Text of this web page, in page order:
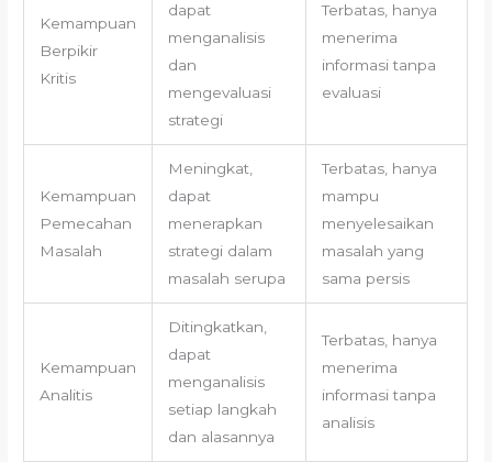
Kemampuan
Berpikir
Kritis
dapat
menganalisis
dan
mengevaluasi
strategi
Terbatas, hanya
menerima
informasi tanpa
evaluasi
Kemampuan
Pemecahan
Masalah
Meningkat,
dapat
menerapkan
strategi dalam
masalah serupa
Terbatas, hanya
mampu
menyelesaikan
masalah yang
sama persis
Kemampuan
Analitis
Ditingkatkan,
dapat
menganalisis
setiap langkah
dan alasannya
Terbatas, hanya
menerima
informasi tanpa
analisis